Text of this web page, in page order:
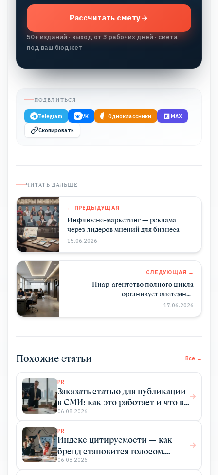
Рассчитать смету
50+ изданий · выход от 3 рабочих дней · смета
под ваш бюджет
ПОДЕЛИТЬСЯ
Telegram VK Одноклассники MAX
Скопировать
ЧИТАТЬ ДАЛЬШЕ
← ПРЕДЫДУЩАЯ
Инфлюенс-маркетинг — реклама
через лидеров мнений для бизнеса
15.06.2026
СЛЕДУЮЩАЯ →
Пиар-агентство полного цикла
организует системное
медиаприсутствие без штатного PR-
17.06.2026
Похожие статьи Все →
PR
Заказать статью для публикации
в СМИ: как это работает и что вы
получаете
06.08.2026
PR
Индекс цитируемости — как
бренд становится голосом,
который цитируют
06.08.2026